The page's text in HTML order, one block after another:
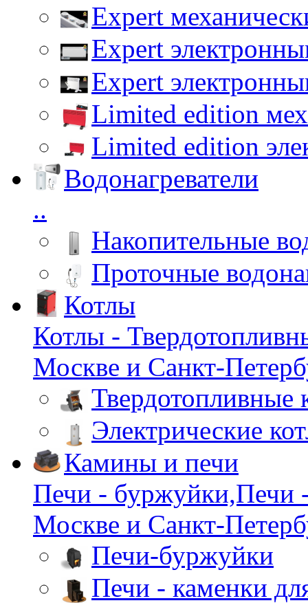
Expert
Expert
Expert
Limited edition
Limited edition
Водонагреватели
..
Накопительные
Проточные
Котлы
Котлы -
Москве и Санкт-
Твердотопливные
Электрические
Камины и печи
Печи - буржуйки,Печи
Москве и Санкт-
Печи-буржуйки
Печи - каменки